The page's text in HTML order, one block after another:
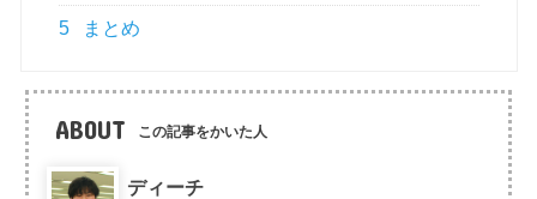
5 まとめ
ABOUT この記事をかいた人
ディーチ